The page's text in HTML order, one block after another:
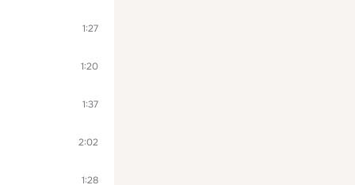
1:27
1:20
1:37
2:02
1:28